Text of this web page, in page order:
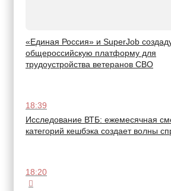
«Единая Россия» и SuperJob
общероссийскую платформу для
трудоустройства ветеранов СВО
18:39
Исследование ВТБ: ежемесячная
категорий кешбэка создает волны
18:20